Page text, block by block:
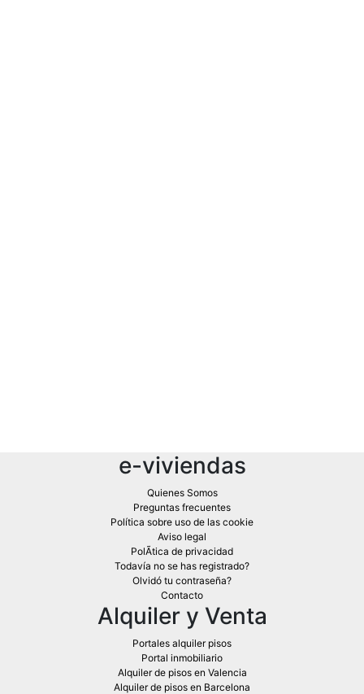
e-viviendas
Quienes Somos
Preguntas frecuentes
Política sobre uso de las cookie
Aviso legal
PolÃ­tica de privacidad
Todavía no se has registrado?
Olvidó tu contraseña?
Contacto
Alquiler y Venta
Portales alquiler pisos
Portal inmobiliario
Alquiler de pisos en Valencia
Alquiler de pisos en Barcelona